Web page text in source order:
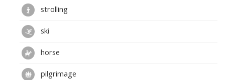
strolling
ski
horse
pilgrimage